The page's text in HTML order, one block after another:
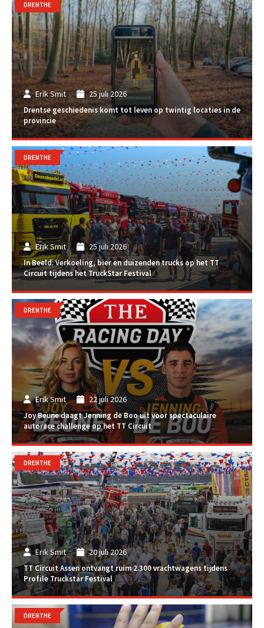
Erik Smit 25 juli 2026
Drentse geschiedenis komt tot leven op twintig locaties in de
provincie
DRENTHE
Erik Smit 25 juli 2026
In Beeld: Verkoeling, bier en duizenden trucks op het TT
Circuit tijdens het TruckStar Festival
DRENTHE
Erik Smit 22 juli 2026
Joy Beune daagt Jenning de Boo uit voor spectaculaire
autorace challenge op het TT Circuit
DRENTHE
Erik Smit 20 juli 2026
TT Circuit Assen ontvangt ruim 2.300 vrachtwagens tijdens
Profile Truckstar Festival
DRENTHE
DRENTHE